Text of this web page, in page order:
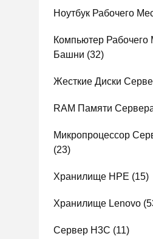
Ноутбук Рабочего
Компьютер Рабочего
Башни (32)
Жесткие Диски
RAM Памяти
Микропроцессор
(23)
Хранилище HPE (15)
Хранилище Lenovo
Сервер H3C (11)